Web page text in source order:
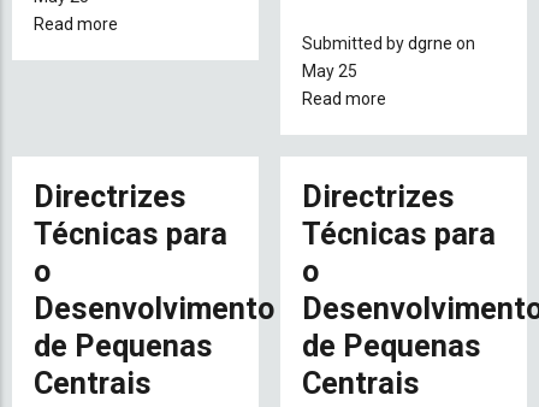
Read more
Desenvolvimento
de
Centrais
-
4
Sistema
Submitted bydgrne on
May 25
Read more
Técnicas
para
o
Desenvolvimento
Pequenas
Centrais
Hidroeléctricas
-
Directrizes
Técnicas para
o
Desenvolvimento
de Pequenas
Centrais
Directrizes
Técnicas para
o
de Pequenas
Centrais